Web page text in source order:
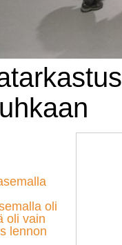
oli
oli vain
lennon